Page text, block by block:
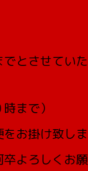
とさせてい
まで）
お掛け致し
よろしくお